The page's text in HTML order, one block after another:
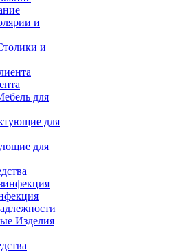
и
и
для
для
Изделия